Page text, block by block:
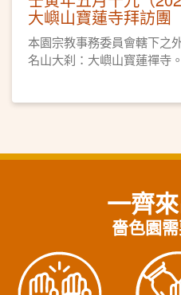
大嶼山寶蓮寺拜訪團
本園宗教事務委員會轄下之
名山大刹：大嶼山寳蓮禪寺。
一齊
嗇色園